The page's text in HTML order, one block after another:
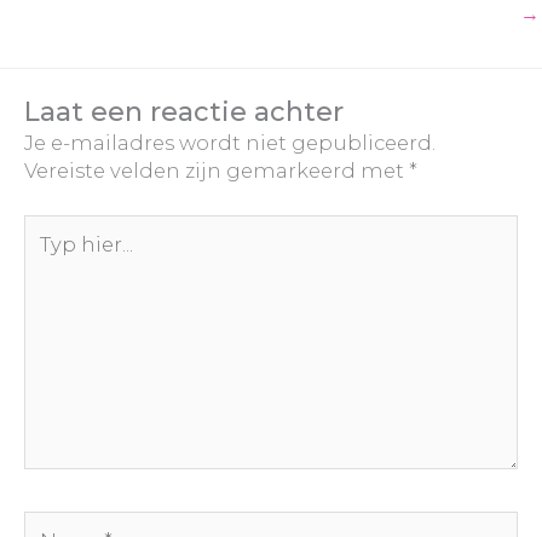
→
Laat een reactie achter
Je e-mailadres wordt niet gepubliceerd.
Vereiste velden zijn gemarkeerd met *
hier...